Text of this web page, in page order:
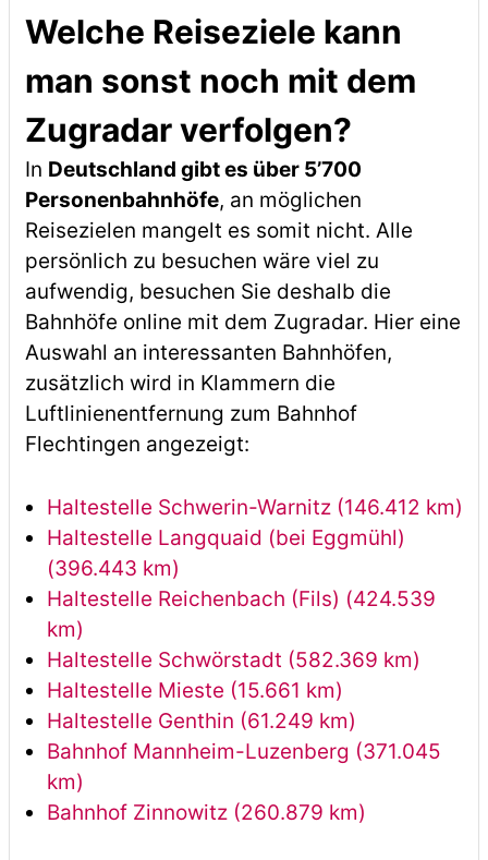
Welche Reiseziele kann
man sonst noch mit dem
Zugradar verfolgen?
In Deutschland gibt es über 5’700
Personenbahnhöfe, an möglichen
Reisezielen mangelt es somit nicht. Alle
persönlich zu besuchen wäre viel zu
aufwendig, besuchen Sie deshalb die
Bahnhöfe online mit dem Zugradar. Hier eine
Auswahl an interessanten Bahnhöfen,
zusätzlich wird in Klammern die
Luftlinienentfernung zum Bahnhof
Flechtingen angezeigt:
Haltestelle Schwerin-Warnitz (146.412 km)
Haltestelle Langquaid (bei Eggmühl)
(396.443 km)
Haltestelle Reichenbach (Fils) (424.539
km)
Haltestelle Schwörstadt (582.369 km)
Haltestelle Mieste (15.661 km)
Haltestelle Genthin (61.249 km)
Bahnhof Mannheim-Luzenberg (371.045
km)
Bahnhof Zinnowitz (260.879 km)